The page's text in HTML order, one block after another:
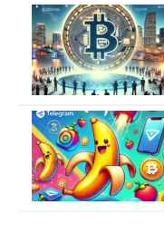
Навигация
по
записям